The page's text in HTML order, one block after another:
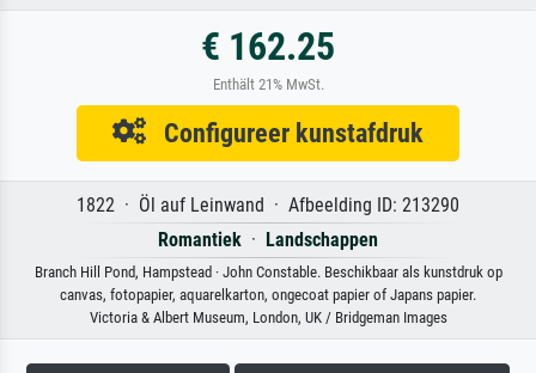
€ 162.25
Enthält 21% MwSt.
Configureer kunstafdruk
1822 · Öl auf Leinwand · Afbeelding ID: 213290
Romantiek · Landschappen
Branch Hill Pond, Hampstead · John Constable. Beschikbaar als kunstdruk op
canvas, fotopapier, aquarelkarton, ongecoat papier of Japans papier.
Victoria & Albert Museum, London, UK / Bridgeman Images